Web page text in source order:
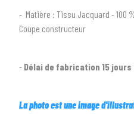
Toutes les marques
- Matière : Tissu Jacquard - 100
Coupe constructeur
- Délai de fabrication 15 jours
La photo est une image